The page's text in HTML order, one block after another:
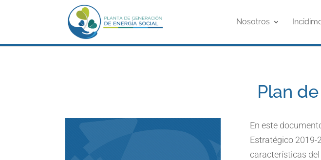
Nosotros
Plan
En este
Estratégico 2019-
características